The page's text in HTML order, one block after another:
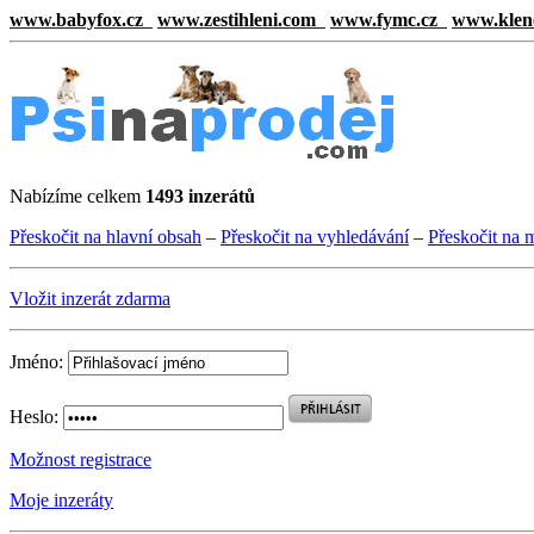
www.babyfox.cz www.zestihleni.com www.fymc.cz
Nabízíme celkem 1493 inzerátů
Přeskočit na hlavní obsah – Přeskočit na vyhledávání– Přeskočit na
Vložit inzerát zdarma
Jméno:
Heslo:
Možnost registrace
Moje inzeráty